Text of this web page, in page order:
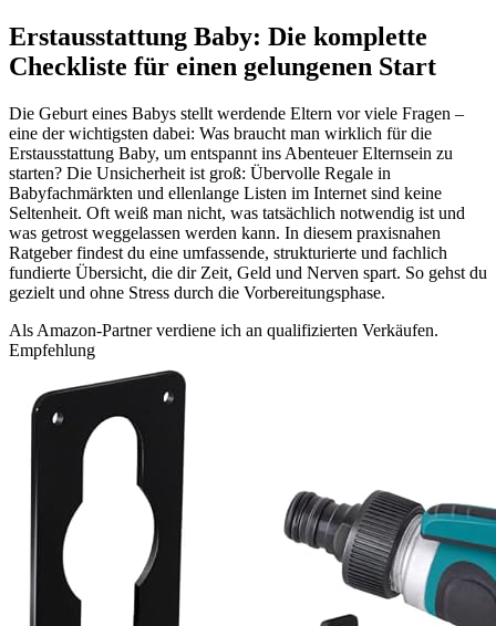
Erstausstattung Baby: Die komplette
Checkliste für einen gelungenen Start
Die Geburt eines Babys stellt werdende Eltern vor viele Fragen –
eine der wichtigsten dabei: Was braucht man wirklich für die
Erstausstattung Baby, um entspannt ins Abenteuer Elternsein zu
starten? Die Unsicherheit ist groß: Übervolle Regale in
Babyfachmärkten und ellenlange Listen im Internet sind keine
Seltenheit. Oft weiß man nicht, was tatsächlich notwendig ist und
was getrost weggelassen werden kann. In diesem praxisnahen
Ratgeber findest du eine umfassende, strukturierte und fachlich
fundierte Übersicht, die dir Zeit, Geld und Nerven spart. So gehst du
gezielt und ohne Stress durch die Vorbereitungsphase.
Als Amazon-Partner verdiene ich an qualifizierten Verkäufen.
Empfehlung